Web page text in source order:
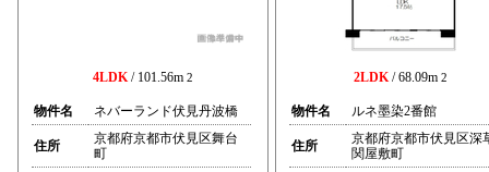
4LDK/ 101.56m 2
物件名 ネバーランド伏見丹波橋
住所
京都府京都市伏見区舞台
町
2LDK/ 68.09m 2
物件名 ルネ墨染2番館
住所
京都府京都市伏見区深
関屋敷町